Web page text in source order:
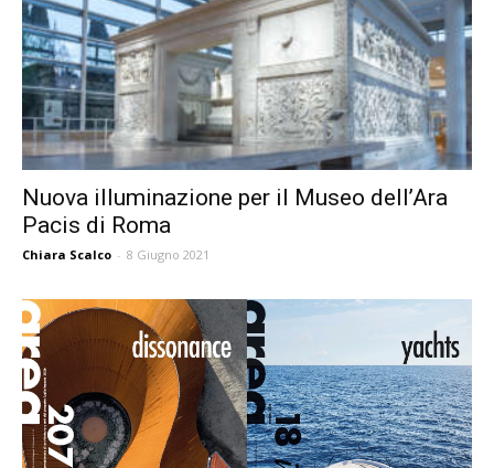
Nuova illuminazione per il Museo dell’Ara
Pacis di Roma
Chiara Scalco - 8 Giugno 2021